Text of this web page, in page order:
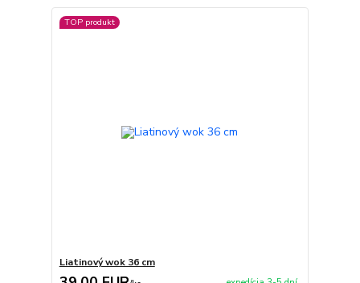
TOP produkt
Liatinový wok 36 cm